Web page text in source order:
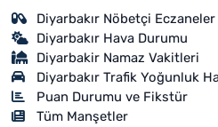
Diyarbakır Nöbetçi Eczaneler
Diyarbakır Hava Durumu
Diyarbakir Namaz Vakitleri
Diyarbakır Trafik Yoğunluk
Puan Durumu ve Fikstür
Tüm Manşetler